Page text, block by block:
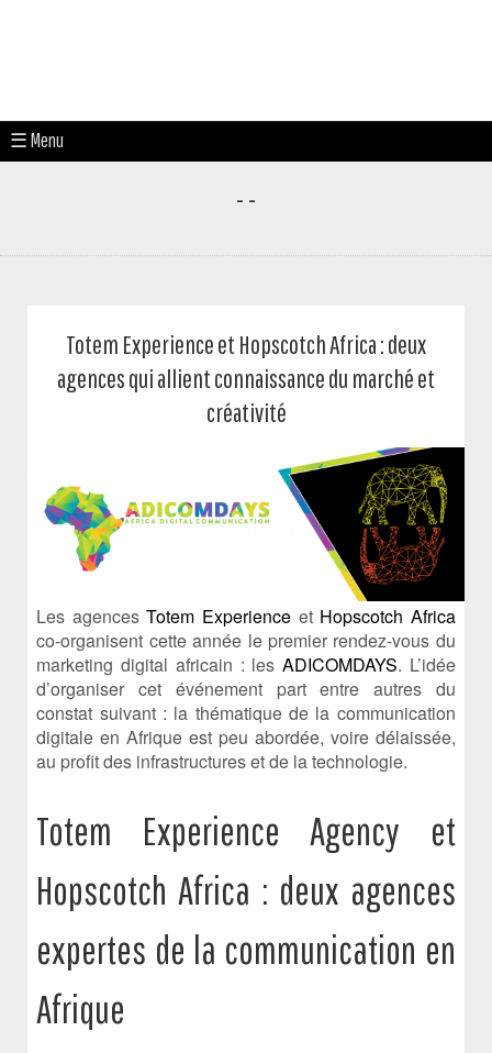
☰ Menu
- -
Totem Experience et Hopscotch Africa : deux
agences qui allient connaissance du marché et
créativité
Les agencesTotem Experience et Hopscotch Africa
co-organisent cette année le premier rendez-vous du
marketing digital africain : les ADICOMDAYS. L’idée
d’organiser cet événement part entre autres du
constat suivant : la thématique de la communication
digitale en Afrique est peu abordée, voire délaissée,
au profit des infrastructures et de la technologie.
Totem Experience Agency et
Hopscotch Africa : deux agences
expertes de la communication en
Afrique